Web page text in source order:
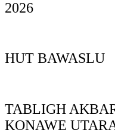
2026
HUT BAWASLU
TABLIGH
KONAWE